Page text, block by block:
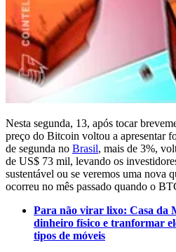
Nesta segunda, 13, após tocar
preço do Bitcoin voltou a apresentar
de segunda no Brasil, mais de 3%,
de US$ 73 mil, levando os
sustentável ou se veremos uma nova
ocorreu no mês passado quando o
Para não virar lixo: Casa da
dinheiro físico e tranformar
tipos de móveis